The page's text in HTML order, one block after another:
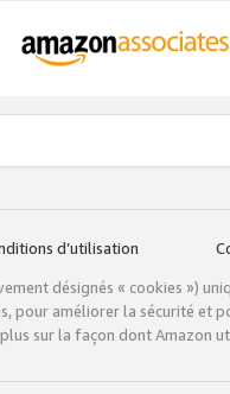
d’utilisation
désignés « cookies »)
améliorer la sécurité et
sur la façon dont Amazon